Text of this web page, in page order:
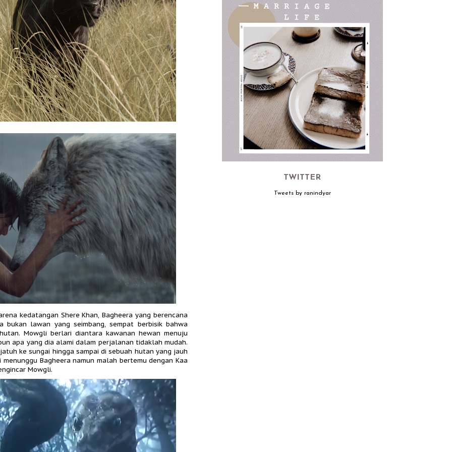
kedatangan Shere Khan, Bagheera yang berencana
bukan lawan yang seimbang, sempat berbisik bahwa
Mowgli berlari diantara kawanan hewan menuju
apa yang dia alami dalam perjalanan tidaklah mudah.
ke sungai hingga sampai di sebuah hutan yang jauh
Bagheera namun malah bertemu dengan Kaa
Mowgli.
TWITTER
Tweets by ranindyar